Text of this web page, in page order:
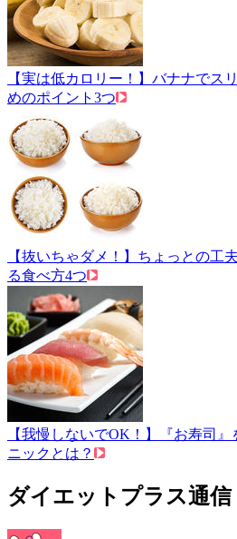
【実は低カロリー！】バナナでス
めのポイント3つ
【抜いちゃダメ！】ちょっとの工
る食べ方4つ
【我慢しないでOK！】『お寿司
ニックとは？
ダイエットプラス通信